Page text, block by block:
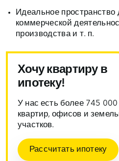
Идеальное
коммерческой
производства и т. п.
Хочу квартиру в
ипотеку!
У нас есть более 745 000
квартир, офисов и
участков.
Рассчитать ипотеку